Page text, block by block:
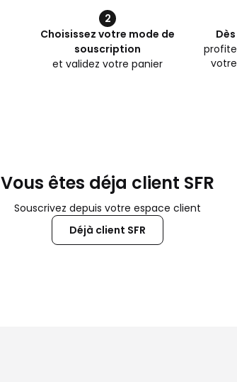
2
Choisissez votre mode de
souscription
et validez votre panier
votre
Vous êtes déja client SFR
Souscrivez depuis votre espace client
Déjà client SFR